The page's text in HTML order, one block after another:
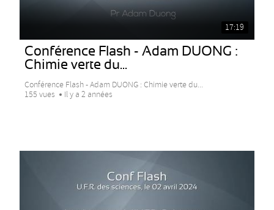
17:19
Conférence Flash - Adam DUONG :
Chimie verte du...
Conférence Flash - Adam DUONG : Chimie verte du...
155 vues
Il y a 2 années